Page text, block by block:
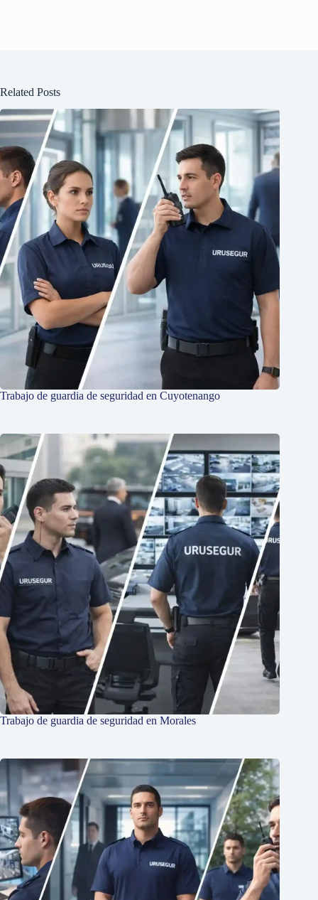
Related Posts
Trabajo de guardia de seguridad en Cuyotenango
Trabajo de guardia de seguridad en Morales